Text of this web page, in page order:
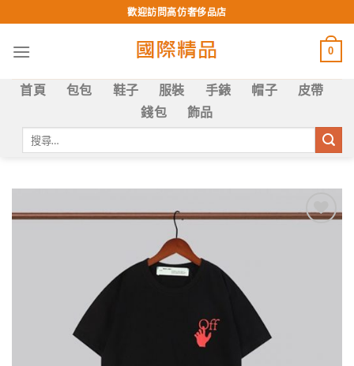
to
content
歡迎訪問高仿奢侈品店
0
首頁 包包 鞋子 服裝 手錶 帽子
皮帶
錢包
飾品